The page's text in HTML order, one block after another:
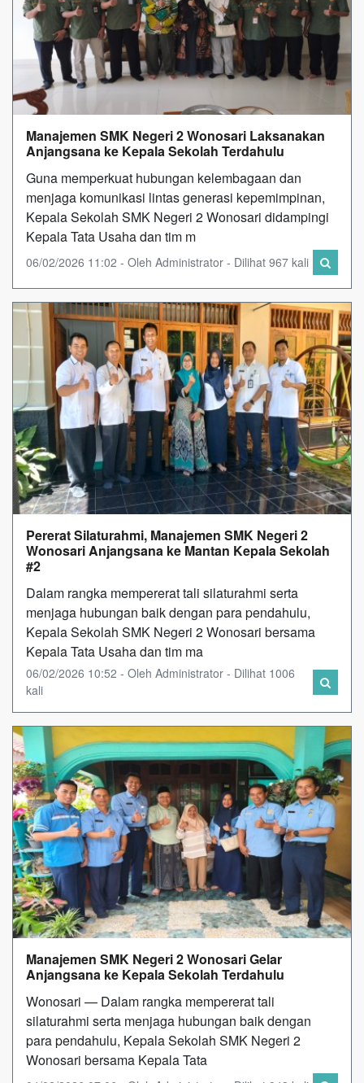
Manajemen SMK Negeri 2 Wonosari Laksanakan
Anjangsana ke Kepala Sekolah Terdahulu
Guna memperkuat hubungan kelembagaan dan
menjaga komunikasi lintas generasi kepemimpinan,
Kepala Sekolah SMK Negeri 2 Wonosari didampingi
Kepala Tata Usaha dan tim m
06/02/2026 11:02 - Oleh Administrator - Dilihat 967 kali
Pererat Silaturahmi, Manajemen SMK Negeri 2
Wonosari Anjangsana ke Mantan Kepala Sekolah
#2
Dalam rangka mempererat tali silaturahmi serta
menjaga hubungan baik dengan para pendahulu,
Kepala Sekolah SMK Negeri 2 Wonosari bersama
Kepala Tata Usaha dan tim ma
06/02/2026 10:52 - Oleh Administrator - Dilihat 1006
kali
Manajemen SMK Negeri 2 Wonosari Gelar
Anjangsana ke Kepala Sekolah Terdahulu
Wonosari — Dalam rangka mempererat tali
silaturahmi serta menjaga hubungan baik dengan
para pendahulu, Kepala Sekolah SMK Negeri 2
Wonosari bersama Kepala Tata